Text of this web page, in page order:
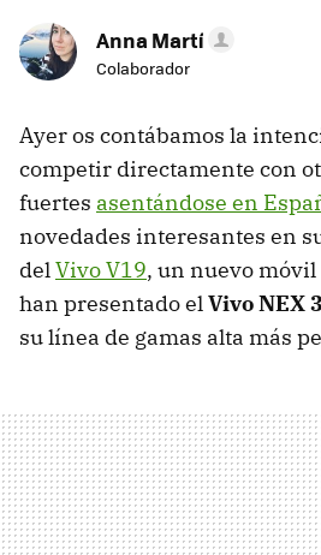
Anna Martí
Colaborador
Ayer os contábamos la
competir directamente con
fuertes asentándose en
novedades interesantes en
delVivo V19, un nuevo
han presentado elVivo NEX
su línea de gamas alta más